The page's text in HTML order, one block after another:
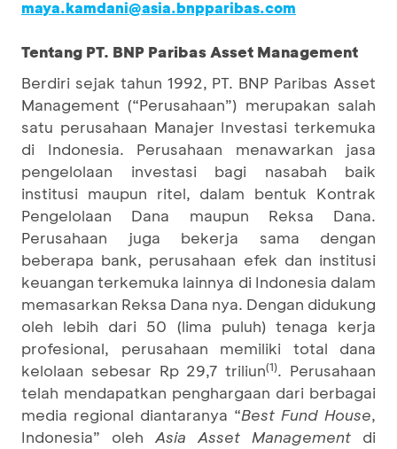
maya.kamdani@asia.bnpparibas.com
Tentang PT. BNP Paribas Asset Management
Berdiri sejak tahun 1992, PT. BNP Paribas Asset
Management (“Perusahaan”) merupakan salah
satu perusahaan Manajer Investasi terkemuka
di Indonesia. Perusahaan menawarkan jasa
pengelolaan investasi bagi nasabah baik
institusi maupun ritel, dalam bentuk Kontrak
Pengelolaan Dana maupun Reksa Dana.
Perusahaan juga bekerja sama dengan
beberapa bank, perusahaan efek dan institusi
keuangan terkemuka lainnya di Indonesia dalam
memasarkan Reksa Dana nya. Dengan didukung
oleh lebih dari 50 (lima puluh) tenaga kerja
profesional, perusahaan memiliki total dana
kelolaan sebesar Rp 29,7 triliun(1). Perusahaan
telah mendapatkan penghargaan dari berbagai
media regional diantaranya “Best Fund House,
Indonesia” oleh Asia Asset Management di